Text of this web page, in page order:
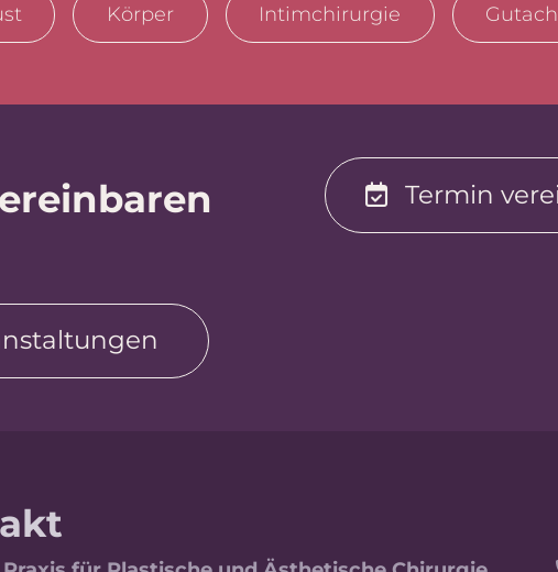
Körper Intimchirurgie
Termin